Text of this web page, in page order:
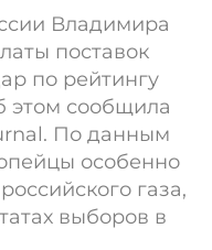
Владимира
поставок
по рейтингу
этом сообщила
По данным
особенно
газа,
выборов в